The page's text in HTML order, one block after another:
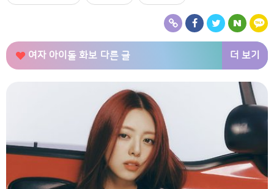
여자 아이돌 화보 다른 글 더 보기